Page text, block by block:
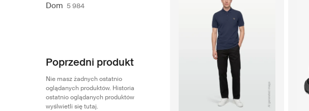
Dom 5 984
Poprzedni produkt
Nie masz żadnych ostatnio
oglądanych produktów. Historia
ostatnio oglądanych produktów
wyślwietli się tutaj.